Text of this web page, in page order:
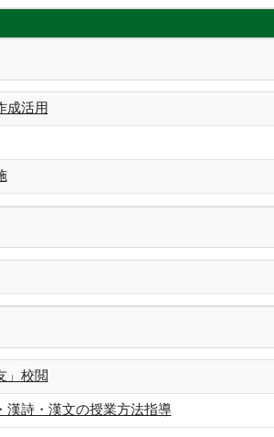
成活用
」校閲
漢詩・漢文の授業方法指導